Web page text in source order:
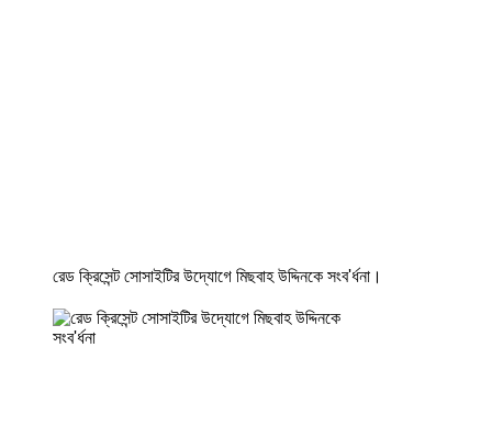
রেড ক্রিসেন্ট সোসাইটির উদ্যোগে মিছবাহ উদ্দিনকে সংব'র্ধনা।